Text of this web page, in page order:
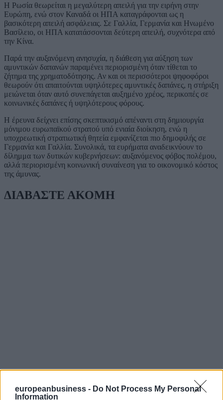
europeanbusiness - Do Not Process My Personal
Information
Η Ρωσία θεωρείται η μεγαλύτερη απειλή για την ειρήνη στην
Ευρώπη, ενώ στον Καναδά οι ΗΠΑ καταγράφονται ως η
βασικότερη απειλή ασφάλειας. Σε Γαλλία, Γερμανία και Ηνωμένο
Βασίλειο, οι ΗΠΑ κατατάσσονται δεύτερη απειλή, συχνότερα από
την Κίνα.
Παρά την αυξανόμενη ανησυχία, η διάθεση για αύξηση των
αμυντικών δαπανών παραμένει περιορισμένη όταν τίθεται το
ζήτημα της χρηματοδότησης. Αν και οι περισσότεροι ψηφοφόροι
θεωρούν ότι απαιτούνται υψηλότερες αμυντικές δαπάνες, η στήριξη
μειώνεται όταν αυτό συνεπάγεται αυξημένο χρέος, περικοπές σε
κοινωνικές δαπάνες ή υψηλότερους φόρους.
Η έρευνα δείχνει επίσης σκεπτικισμό απέναντι στη δημιουργία
μόνιμου ευρωπαϊκού στρατού υπό ενιαία διοίκηση, ενώ η
υποχρεωτική στρατιωτική θητεία εμφανίζεται πιο δημοφιλής σε
Γερμανία και Γαλλία. Συνολικά, τα ευρήματα αναδεικνύουν το
δίλημμα των δυτικών κυβερνήσεων: αυξανόμενος φόβος πολέμου,
αλλά περιορισμένη κοινωνική συναίνεση για το οικονομικό κόστος
της άμυνας.
ΔΙΑΒΑΣΤΕ ΑΚΟΜΗ